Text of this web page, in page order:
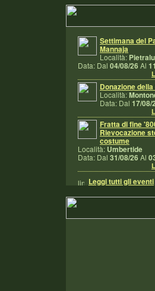
Settimana del
Mannaja
Località:
Data: Dal 04/08/26 Al
Donazione
Località:
Data: Dal 17/08/
Fratta di fine
Rievocazione
costume
Località: Umbertide
Data: Dal 31/08/26 Al
Leggi tutti gli eventi